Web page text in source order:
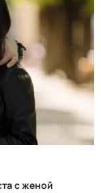
с женой